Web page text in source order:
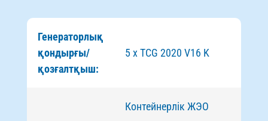
Генераторлық
қондырғы/
қозғалтқыш:
5 x TCG 2020 V16 K
Контейнерлік ЖЭО